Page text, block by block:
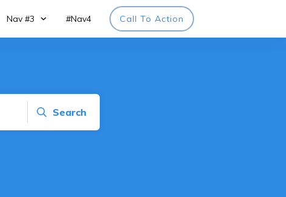
Nav #3 #Nav4 Call To Action
Search